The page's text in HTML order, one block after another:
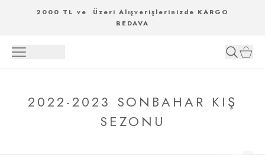
2000 TL ve Üzeri Alışverişlerinizde KARGO
BEDAVA
2022-2023 SONBAHAR KIŞ
SEZONU